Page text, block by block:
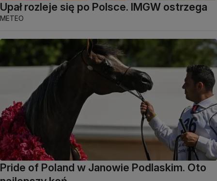
Upał rozleje się po Polsce. IMGW ostrzega
METEO
Pride of Poland w Janowie Podlaskim. Oto